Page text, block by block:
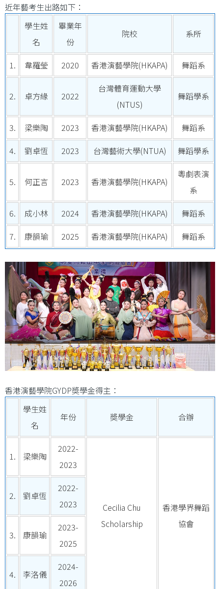
近年藝考生出路如下：
學生姓
名
畢業年
份
院校 系所
1. 韋羅瑩 2020 香港演藝學院(HKAPA) 舞蹈系
2. 卓方緣 2022
台灣體育運動大學
(NTUS)
舞蹈學系
3. 梁樂陶 2023 香港演藝學院(HKAPA)
舞蹈系
4.
劉卓恆 2023 台灣藝術大學(NTUA) 舞蹈學系
5. 何正言 2023 香港演藝學院(HKAPA)
粵劇表演
系
6.
成小林 2024 香港演藝學院(HKAPA)
舞蹈系
7.
康韻瑜 2025 香港演藝學院(HKAPA) 舞蹈系
香港演藝學院GYDP奬學金得主：
學生姓
名
年份 奬學金 合辦
1. 梁樂陶
2022-
2023
Cecilia Chu
Scholarship
香港學界舞蹈
協會
2. 劉卓恆
2022-
2023
3. 康韻瑜
2023-
2025
4. 李洛儀
2024-
2026